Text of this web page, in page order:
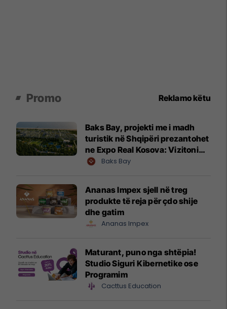
Promo Reklamo këtu
Baks Bay, projekti me i madh
turistik në Shqipëri prezantohet
ne Expo Real Kosova: Vizitoni
shtandin dhe zbuloni
Baks Bay
Ananas Impex sjell në treg
produkte të reja për çdo shije
dhe gatim
Ananas Impex
Maturant, puno nga shtëpia!
Studio Siguri Kibernetike ose
Programim
Cacttus Education